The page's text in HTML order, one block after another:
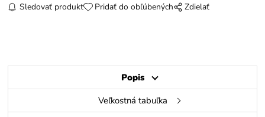
Sledovať produkt Pridať do obľúbených Zdielať
Popis
Veľkostná tabuľka